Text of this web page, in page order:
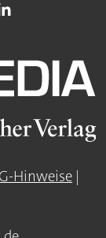
Hinweise |